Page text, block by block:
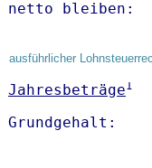
netto
ausführlicher
Jahresbeträge1